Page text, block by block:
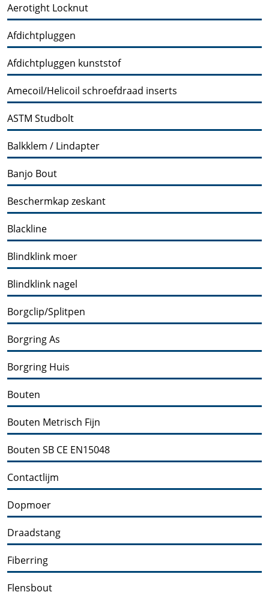
Aerotight Locknut
Afdichtpluggen
Afdichtpluggen kunststof
Amecoil/Helicoil schroefdraad inserts
ASTM Studbolt
Balkklem / Lindapter
Banjo Bout
Beschermkap zeskant
Blackline
Blindklink moer
Blindklink nagel
Borgclip/Splitpen
Borgring As
Borgring Huis
Bouten
Bouten Metrisch Fijn
Bouten SB CE EN15048
Contactlijm
Dopmoer
Draadstang
Fiberring
Flensbout